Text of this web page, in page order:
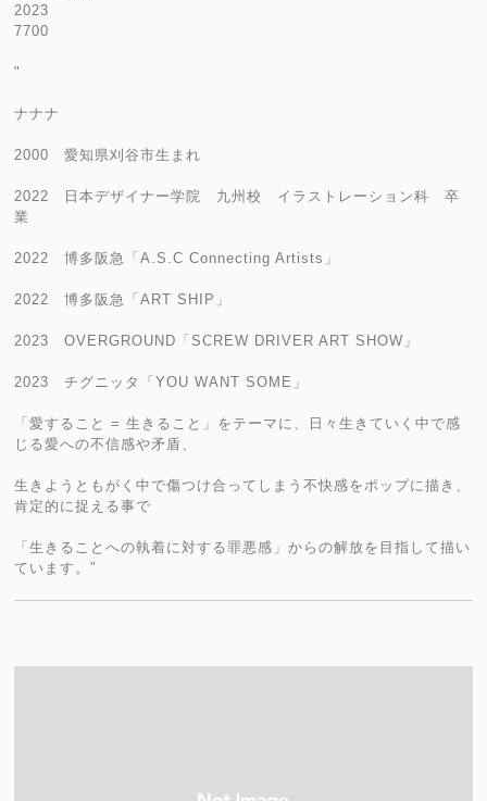
2023
7700
"
ナナナ
2000 愛知県刈谷市生まれ
2022 日本デザイナー学院 九州校 イラストレーション科 卒
業
2022 博多阪急「A.S.C Connecting Artists」
2022 博多阪急「ART SHIP」
2023 OVERGROUND「SCREW DRIVER ART SHOW」
2023 チグニッタ「YOU WANT SOME」
「愛すること = 生きること」をテーマに、日々生きていく中で感
じる愛への不信感や矛盾、
生きようともがく中で傷つけ合ってしまう不快感をポップに描き、
肯定的に捉える事で
「生きることへの執着に対する罪悪感」からの解放を目指して描い
ています。"